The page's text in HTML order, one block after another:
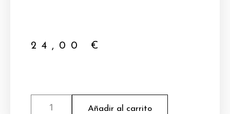
24,00 €
Añadir al carrito